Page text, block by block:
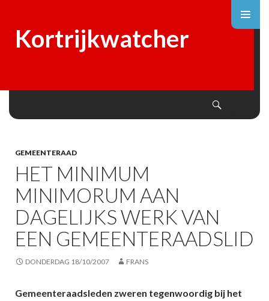
Kortrijkwatcher
GEMEENTERAAD
HET MINIMUM
MINIMORUM AAN
DAGELIJKS WERK VAN
EEN GEMEENTERAADSLID
DONDERDAG 18/10/2007 FRANS
Gemeenteraadsleden zweren tegenwoordig bij het